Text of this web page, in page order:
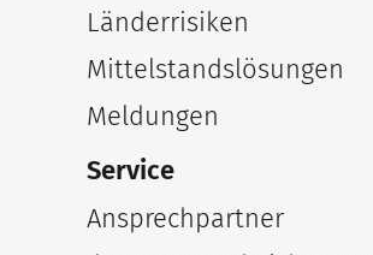
Länderrisiken
Mittelstandslösungen
Meldungen
Service
Ansprechpartner